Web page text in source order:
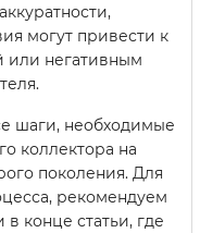
могут привести к
или негативным
шаги, необходимые
коллектора на
поколения. Для
рекомендуем
конце статьи, где